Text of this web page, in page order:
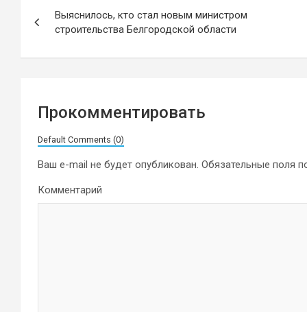
по
записям
Выяснилось, кто стал новым министром
строительства Белгородской области
Прокомментировать
Default Comments (0)
Ваш e-mail не будет опубликован. Обязательные поля
Комментарий